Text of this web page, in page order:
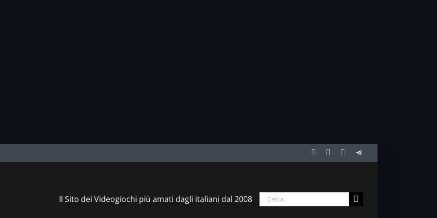
Facebook
TwitterYouTube
Telegram
Il Sito dei Videogiochi più amati dagli italiani dal 2008
Cerca